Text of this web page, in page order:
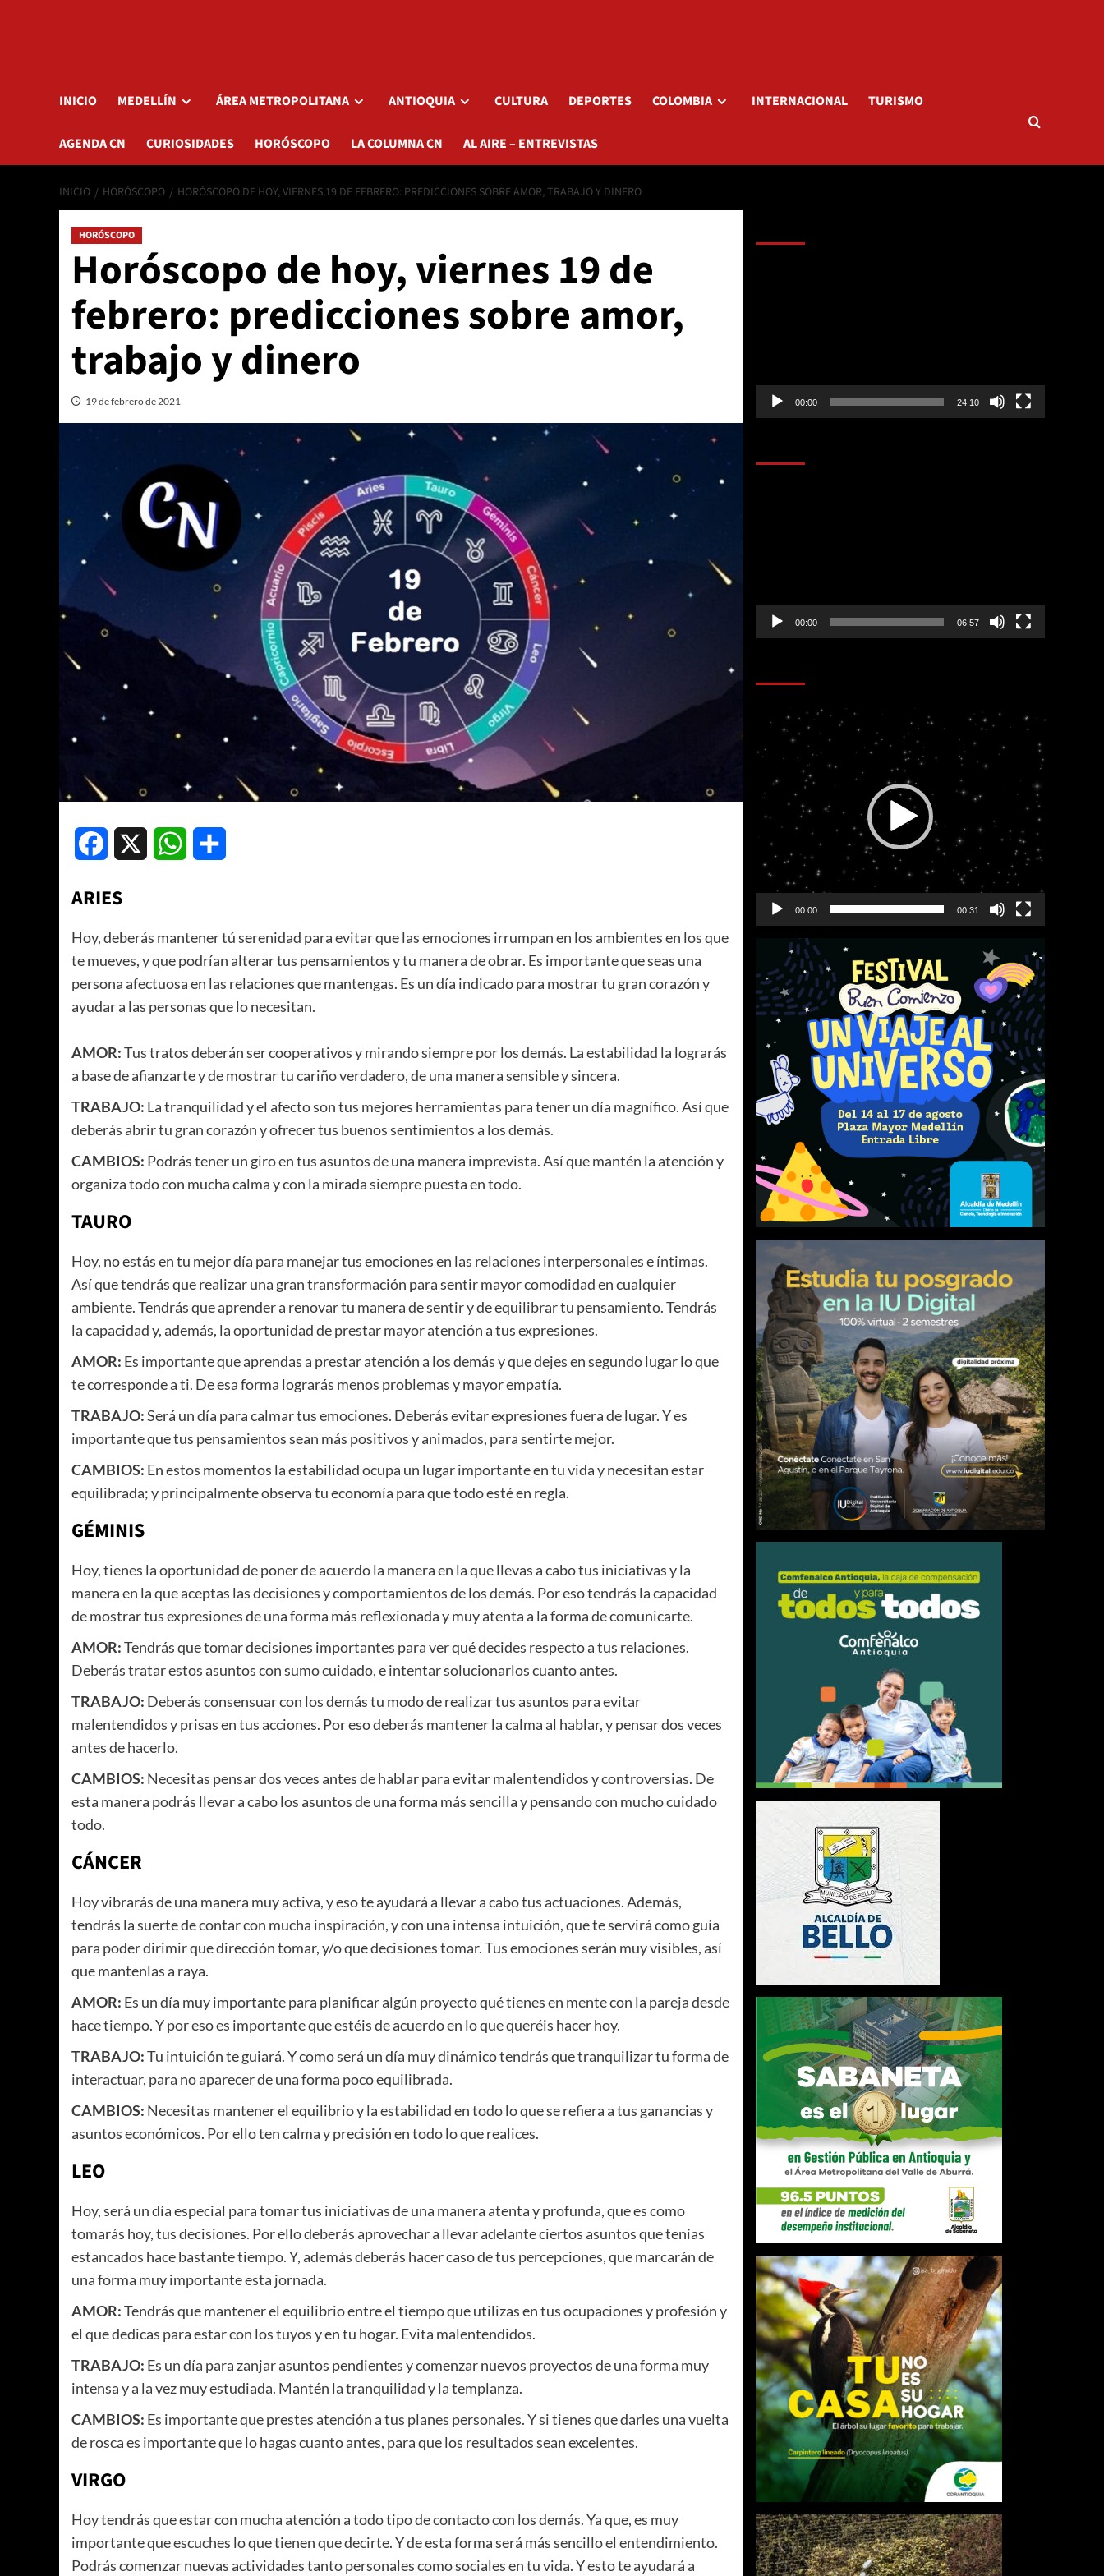
INICIO MEDELLÍN ÁREA METROPOLITANA ANTIOQUIA CULTURA DEPORTES COLOMBIA INTERNACIONAL TURISMO
AGENDA CN CURIOSIDADES HORÓSCOPO LA COLUMNA CN AL AIRE – ENTREVISTAS
INICIO HORÓSCOPO HORÓSCOPO DE HOY, VIERNES 19 DE FEBRERO: PREDICCIONES SOBRE AMOR, TRABAJO Y DINERO
HORÓSCOPO
Horóscopo de hoy, viernes 19 de
febrero: predicciones sobre amor,
trabajo y dinero
19 de febrero de 2021
Facebook WhatsApp
ARIES
Hoy, deberás mantener tú serenidad para evitar que las emociones irrumpan en los ambientes en los que
te mueves, y que podrían alterar tus pensamientos y tu manera de obrar. Es importante que seas una
persona afectuosa en las relaciones que mantengas. Es un día indicado para mostrar tu gran corazón y
ayudar a las personas que lo necesitan.
AMOR:Tus tratos deberán ser cooperativos y mirando siempre por los demás. La estabilidad la lograrás
a base de afianzarte y de mostrar tu cariño verdadero, de una manera sensible y sincera.
TRABAJO: La tranquilidad y el afecto son tus mejores herramientas para tener un día magnífico. Así que
deberás abrir tu gran corazón y ofrecer tus buenos sentimientos a los demás.
CAMBIOS: Podrás tener un giro en tus asuntos de una manera imprevista. Así que mantén la atención y
organiza todo con mucha calma y con la mirada siempre puesta en todo.
TAURO
Hoy, no estás en tu mejor día para manejar tus emociones en las relaciones interpersonales e íntimas.
Así que tendrás que realizar una gran transformación para sentir mayor comodidad en cualquier
ambiente. Tendrás que aprender a renovar tu manera de sentir y de equilibrar tu pensamiento. Tendrás
la capacidad y, además, la oportunidad de prestar mayor atención a tus expresiones.
AMOR: Es importante que aprendas a prestar atención a los demás y que dejes en segundo lugar lo que
te corresponde a ti. De esa forma lograrás menos problemas y mayor empatía.
TRABAJO:Será un día para calmar tus emociones. Deberás evitar expresiones fuera de lugar. Y es
importante que tus pensamientos sean más positivos y animados, para sentirte mejor.
CAMBIOS: En estos momentos la estabilidad ocupa un lugar importante en tu vida y necesitan estar
equilibrada; y principalmente observa tu economía para que todo esté en regla.
GÉMINIS
Hoy, tienes la oportunidad de poner de acuerdo la manera en la que llevas a cabo tus iniciativas y la
manera en la que aceptas las decisiones y comportamientos de los demás. Por eso tendrás la capacidad
de mostrar tus expresiones de una forma más reflexionada y muy atenta a la forma de comunicarte.
AMOR:Tendrás que tomar decisiones importantes para ver qué decides respecto a tus relaciones.
Deberás tratar estos asuntos con sumo cuidado, e intentar solucionarlos cuanto antes.
TRABAJO: Deberás consensuar con los demás tu modo de realizar tus asuntos para evitar
malentendidos y prisas en tus acciones. Por eso deberás mantener la calma al hablar, y pensar dos veces
antes de hacerlo.
CAMBIOS: Necesitas pensar dos veces antes de hablar para evitar malentendidos y controversias. De
esta manera podrás llevar a cabo los asuntos de una forma más sencilla y pensando con mucho cuidado
todo.
CÁNCER
Hoy vibrarás de una manera muy activa, y eso te ayudará a llevar a cabo tus actuaciones. Además,
tendrás la suerte de contar con mucha inspiración, y con una intensa intuición, que te servirá como guía
para poder dirimir que dirección tomar, y/o que decisiones tomar. Tus emociones serán muy visibles, así
que mantenlas a raya.
AMOR: Es un día muy importante para planificar algún proyecto qué tienes en mente con la pareja desde
hace tiempo. Y por eso es importante que estéis de acuerdo en lo que queréis hacer hoy.
TRABAJO:Tu intuición te guiará. Y como será un día muy dinámico tendrás que tranquilizar tu forma de
interactuar, para no aparecer de una forma poco equilibrada.
CAMBIOS: Necesitas mantener el equilibrio y la estabilidad en todo lo que se refiera a tus ganancias y
asuntos económicos. Por ello ten calma y precisión en todo lo que realices.
LEO
Hoy, será un día especial para tomar tus iniciativas de una manera atenta y profunda, que es como
tomarás hoy, tus decisiones. Por ello deberás aprovechar a llevar adelante ciertos asuntos que tenías
estancados hace bastante tiempo. Y, además deberás hacer caso de tus percepciones, que marcarán de
una forma muy importante esta jornada.
AMOR:Tendrás que mantener el equilibrio entre el tiempo que utilizas en tus ocupaciones y profesión y
el que dedicas para estar con los tuyos y en tu hogar. Evita malentendidos.
TRABAJO: Es un día para zanjar asuntos pendientes y comenzar nuevos proyectos de una forma muy
intensa y a la vez muy estudiada. Mantén la tranquilidad y la templanza.
CAMBIOS: Es importante que prestes atención a tus planes personales. Y si tienes que darles una vuelta
de rosca es importante que lo hagas cuanto antes, para que los resultados sean excelentes.
VIRGO
Hoy tendrás que estar con mucha atención a todo tipo de contacto con los demás. Ya que, es muy
importante que escuches lo que tienen que decirte. Y de esta forma será más sencillo el entendimiento.
Podrás comenzar nuevas actividades tanto personales como sociales en tu vida. Y esto te ayudará a
00:00 24:10
00:00 06:57
Reproductor
vídeo
00:00 00:31